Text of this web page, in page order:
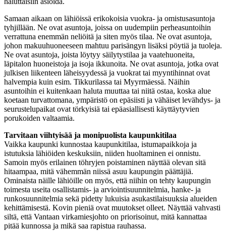
Samaan aikaan on lähiöissä erikokoisia vuokra- ja omistusasuntoja
tyhjillään. Ne ovat asuntoja, joissa on uudempiin perheasuntoihin
verrattuna enemmän neliöitä ja siten myös tilaa. Ne ovat asuntoja,
johon makuuhuoneeseen mahtuu parisängyn lisäksi pöytiä ja tuoleja.
Ne ovat asuntoja, joista löytyy säilytystilaa ja vaatehuoneita,
läpitalon huoneistoja ja isoja ikkunoita. Ne ovat asuntoja, jotka ovat
julkisen liikenteen läheisyydessä ja vuokrat tai myyntihinnat ovat
halvempia kuin esim. Tikkurilassa tai Myyrmäessä. Näihin
asuntoihin ei kuitenkaan haluta muuttaa tai niitä ostaa, koska alue
koetaan turvattomana, ympäristö on epäsiisti ja vähäiset levähdys- ja
seurustelupaikat ovat törkyisiä tai epäasiallisesti käyttäytyvien
porukoiden valtaamia.
Tarvitaan viihtyisää ja monipuolista kaupunkitilaa
Vaikka kaupunki kunnostaa kaupunkitilaa, istumapaikkoja ja
istutuksia lähiöiden keskuksiin, niiden huoltaminen ei onnistu.
Samoin myös erilainen töhryjen poistaminen näyttää olevan sitä
hitaampaa, mitä vähemmän niissä asuu kaupungin päättäjiä.
Ominaista näille lähiöille on myös, että niihin on tehty kaupungin
toimesta useita osallistamis- ja arviointisuunnitelmia, hanke- ja
runkosuunnitelmia sekä pidetty lukuisia asukastilaisuuksia alueiden
kehittämisestä. Kovin pieniä ovat muutokset olleet. Näyttää vahvasti
siltä, että Vantaan virkamiesjohto on priorisoinut, mitä kannattaa
pitää kunnossa ja mikä saa rapistua rauhassa.